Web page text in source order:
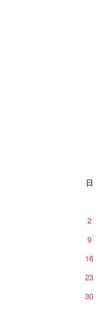
日
2
9
16
23
30